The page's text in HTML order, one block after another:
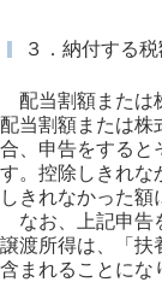
３．納付する
配当割額または
配当割額または株
合、申告をすると
す。控除しきれな
しきれなかった額
なお、上記申告
譲渡所得は、「扶
含まれることにな